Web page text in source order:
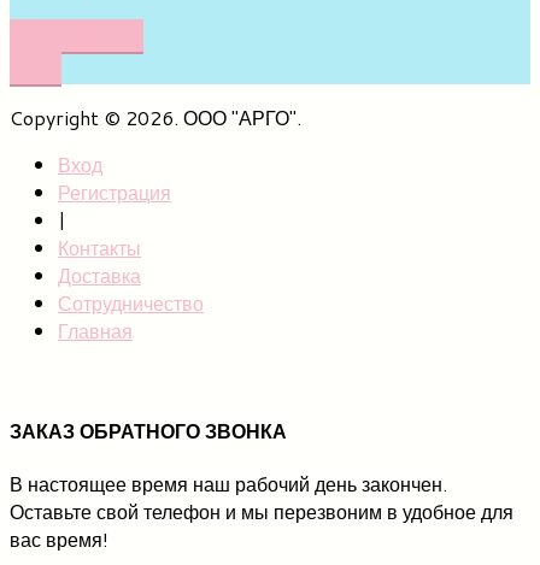
Copyright © 2026. ООО "АРГО".
Вход
Регистрация
|
Контакты
Доставка
Сотрудничество
Главная
ЗАКАЗ ОБРАТНОГО ЗВОНКА
В настоящее время наш рабочий день закончен.
Оставьте свой телефон и мы перезвоним в удобное для
вас время!